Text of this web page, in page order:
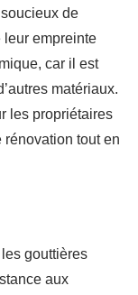
de
leur empreinte
car il est
matériaux.
les propriétaires
rénovation tout en
gouttières
aux